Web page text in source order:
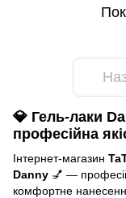
💎 Гель-лаки
професійна
Інтернет-магазин
Danny 💅 —
комфортне нанесення